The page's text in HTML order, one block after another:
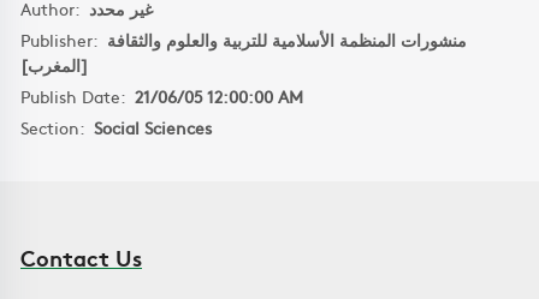
Author: غير محدد
Publisher: منشورات المنظمة الأسلامية للتربية والعلوم والثقافة
[المغرب]
Publish Date: 21/06/05 12:00:00 AM
Section: Social Sciences
Contact Us